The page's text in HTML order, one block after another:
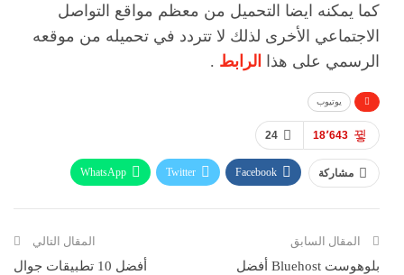
كما يمكنه ايضا التحميل من معظم مواقع التواصل
الاجتماعي الأخرى لذلك لا تتردد في تحميله من موقعه
الرسمي على هذا
الرابط .
يوتيوب
24 18٬643
مشاركة Facebook
Twitter
WhatsApp
االبريد الالكتروني
المقال السابق
بلوهوست Bluehost أفضل
المقال التالي
أفضل 10 تطبيقات جوال